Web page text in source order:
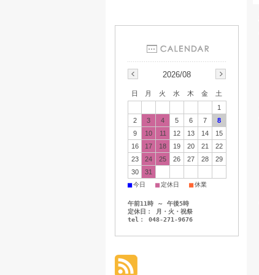
2026/08
日 月 火 水 木 金
土
1
2
3 4 5 6 7
8
9
10 11 12 13 14
15
16
17 18 19 20 21
22
23
24 25 26 27 28
29
30
31
■今日 ■定休日 ■休業
午前11時 ～ 午後5時
定休日： 月・火・祝祭
tel： 048-271-9676